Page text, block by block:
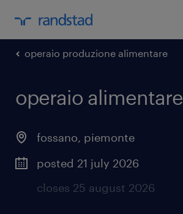
operaio produzione alimentare
operaio alimentare
fossano, piemonte
posted 21 july 2026
closes 25 august 2026